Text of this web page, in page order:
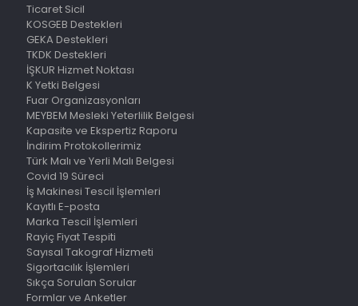
Ticaret Sicil
KOSGEB Destekleri
GEKA Destekleri
TKDK Destekleri
İŞKUR Hizmet Noktası
K Yetki Belgesi
Fuar Organizasyonları
MEYBEM Mesleki Yeterlilik Belgesi
Kapasite ve Ekspertiz Raporu
İndirim Protokollerimiz
Türk Malı ve Yerli Malı Belgesi
Covid 19 Süreci
İş Makinesi Tescil İşlemleri
Kayıtlı E-posta
Marka Tescil İşlemleri
Rayiç Fiyat Tespiti
Sayısal Takograf Hizmeti
Sigortacılık İşlemleri
Sıkça Sorulan Sorular
Formlar ve Anketler